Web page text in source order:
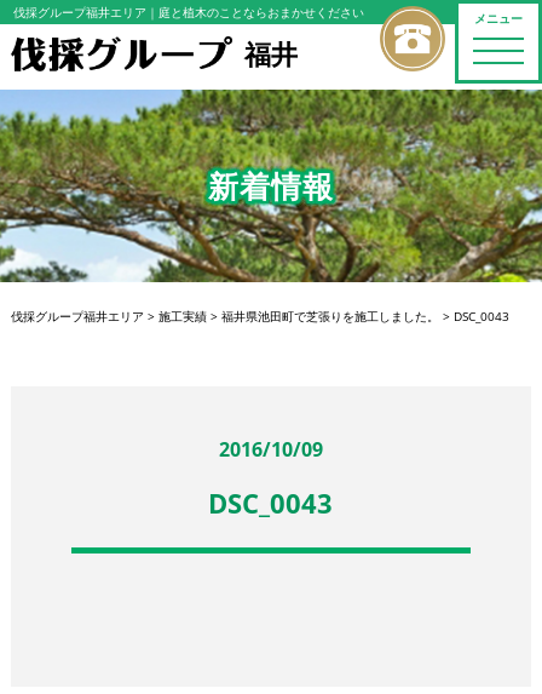
メニュー
toggle
伐採グループ福井エリア ｜庭と植木のことならおまかせください
福井
新着情報
伐採グループ福井エリア > 施工実績> 福井県池田町で芝張りを施工しました。 > DSC_0043
2016/10/09
DSC_0043